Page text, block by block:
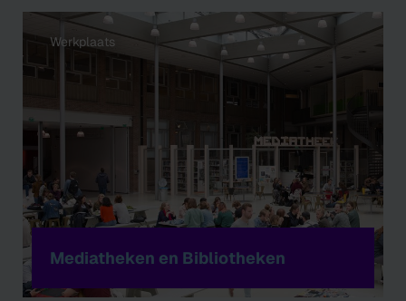
Werkplaats
Mediatheken en Bibliotheken